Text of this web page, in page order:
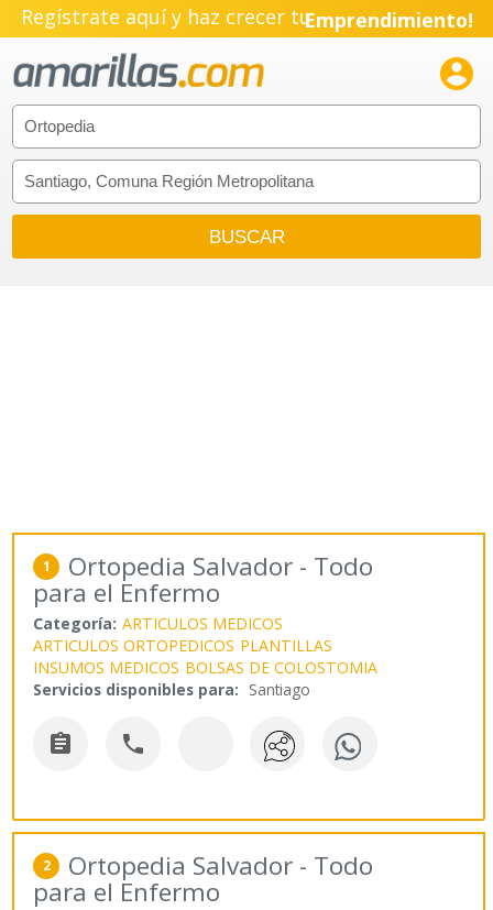
Regístrate aquí y haz crecer tuEmprendimiento!

1 Ortopedia Salvador - Todo
para el Enfermo
Categoría: ARTICULOS MEDICOS
ARTICULOS ORTOPEDICOS PLANTILLAS
INSUMOS MEDICOS BOLSAS DE COLOSTOMIA
Servicios disponibles para: Santiago
 
2 Ortopedia Salvador - Todo
para el Enfermo